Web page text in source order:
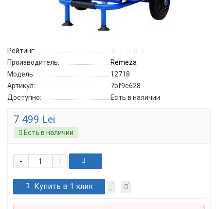
Рейтинг:
Производитель:
Remeza
Модель:
12718
Артикул:
7bf9c628
Доступно:
Есть в наличии
7 499 Lei
Есть в наличии
+
-
Купить в 1 клик